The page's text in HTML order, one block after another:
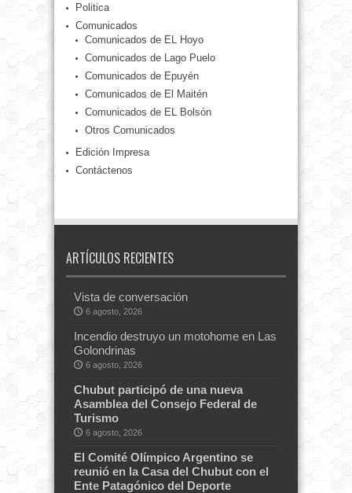
Politica
Comunicados
Comunicados de EL Hoyo
Comunicados de Lago Puelo
Comunicados de Epuyén
Comunicados de El Maitén
Comunicados de EL Bolsón
Otros Comunicados
Edición Impresa
Contáctenos
ARTÍCULOS RECIENTES
Vista de conversación
6 agosto, 2026
Incendio destruyo un motohome en Las
Golondrinas
6 agosto, 2026
Chubut participó de una nueva
Asamblea del Consejo Federal de
Turismo
6 agosto, 2026
El Comité Olímpico Argentino se
reunió en la Casa del Chubut con el
Ente Patagónico del Deporte